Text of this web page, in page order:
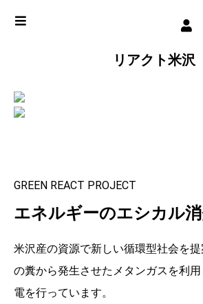
リアクト米沢
GREEN REACT PROJECT
エネルギーのエシカル
米沢産の資源で新しい循環型社会を
の糞から発生させたメタンガスを利
電を行っています。